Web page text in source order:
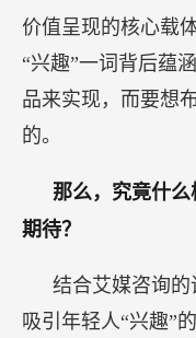
价值呈现的核心载
“兴趣”一词背后蕴
品来实现，而要想
的。
那么，究竟什
期待？
结合艾媒咨询
吸引年轻人“兴趣”